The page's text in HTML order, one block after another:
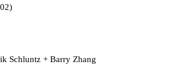
Schluntz + Barry Zhang